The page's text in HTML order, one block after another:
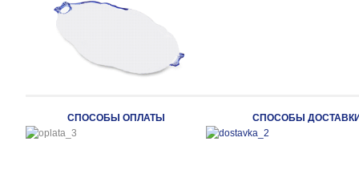
СПОСОБЫ ОПЛАТЫ СПОСОБЫ